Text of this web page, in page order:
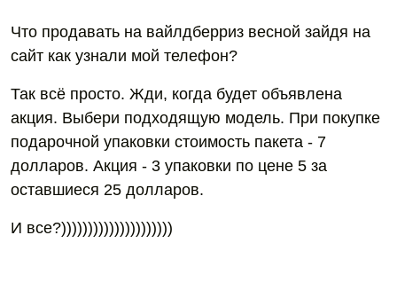
Что продавать на вайлдберриз весной зайдя на
сайт как узнали мой телефон?
Так всё просто. Жди, когда будет объявлена
акция. Выбери подходящую модель. При покупке
подарочной упаковки стоимость пакета - 7
долларов. Акция - 3 упаковки по цене 5 за
оставшиеся 25 долларов.
И все?)))))))))))))))))))))